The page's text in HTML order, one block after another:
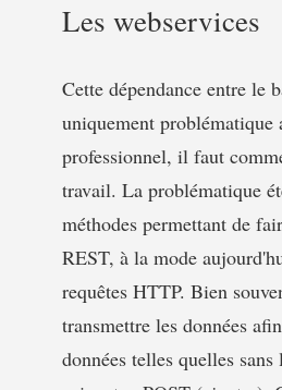
Les webservices
Cette dépendance entre le
uniquement problématique
professionnel, il faut
travail. La problématique
méthodes permettant de
REST, à la mode
requêtes HTTP. Bien
transmettre les données
données telles quelles